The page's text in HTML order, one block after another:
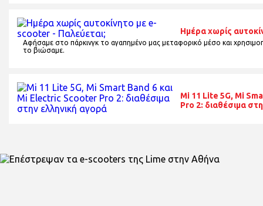
Ημέρα χωρίς
Αφήσαμε στο πάρκινγκ το αγαπημένο μας μεταφορικό μέσο και
το βιώσαμε.
Mi 11 Lite 5G, Mi
Pro 2: διαθέσιμα